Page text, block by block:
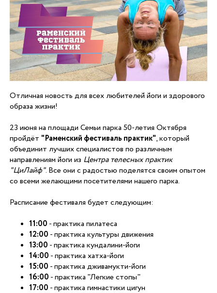
Отличная новость для всех любителей йоги и здорового
образа жизни!
23 июня на площади Семьи парка 50-летия Октября
пройдёт "Раменский фестиваль практик", который
объединит лучших специалистов по различным
направлениям йоги из Центра телесных практик
"ЦиЛайф". Все они с радостью поделятся своим опытом
со всеми желающими посетителями нашего парка.
Расписание фестиваля будет следующим:
11:00 - практика пилатеса
12:00 - практика культуры движения
13:00 - практика кундалини-йоги
14:00 - практика хатха-йоги
15:00 - практика дживамукти-йоги
16:00 - практика "Легкие стопы"
17:00 - практика гимнастики цигун